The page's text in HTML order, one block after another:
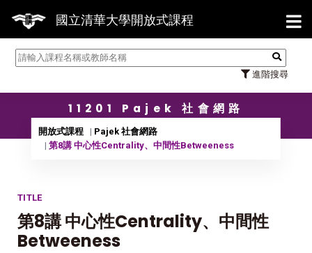
國立清華大學開放式課程
進階搜尋
【
11201 Pajek 社會網路
開放式課程
Pajek 社會網路
第8講 中心性Centrality、中間性Betweeness
TITLE
第8講 中心性Centrality、中間性
Betweeness